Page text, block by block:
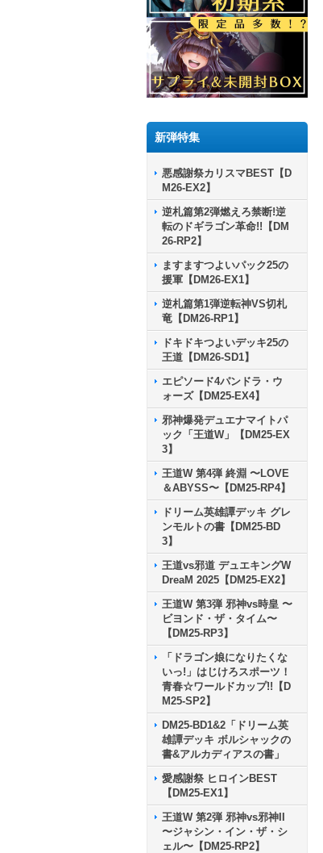
新弾特集
悪感謝祭カリスマBEST【D
M26-EX2】
逆札篇第2弾燃えろ禁断!逆
転のドギラゴン革命!!【DM
26-RP2】
ますますつよいパック25の
援軍【DM26-EX1】
逆札篇第1弾逆転神VS切札
竜【DM26-RP1】
ドキドキつよいデッキ25の
王道【DM26-SD1】
エピソード4パンドラ・ウ
ォーズ【DM25-EX4】
邪神爆発デュエナマイトパ
ック「王道W」【DM25-EX
3】
王道W 第4弾 終淵 〜LOVE
＆ABYSS〜【DM25-RP4】
ドリーム英雄譚デッキ グレ
ンモルトの書【DM25-BD
3】
王道vs邪道 デュエキングW
DreaM 2025【DM25-EX2】
王道W 第3弾 邪神vs時皇 〜
ビヨンド・ザ・タイム〜
【DM25-RP3】
「ドラゴン娘になりたくな
いっ!」はじけろスポーツ！
青春☆ワールドカップ!!【D
M25-SP2】
DM25-BD1&2「ドリーム英
雄譚デッキ ボルシャックの
書&アルカディアスの書」
愛感謝祭 ヒロインBEST
【DM25-EX1】
王道W 第2弾 邪神vs邪神II
〜ジャシン・イン・ザ・シ
ェル〜【DM25-RP2】